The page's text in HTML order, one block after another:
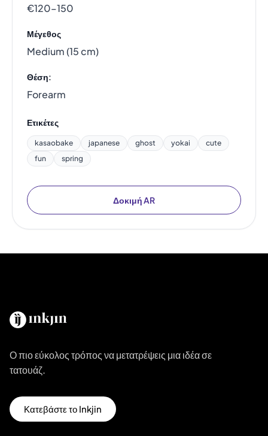
€120–150
Μέγεθος
Medium (15 cm)
Θέση:
Forearm
Ετικέτες
kasaobake japanese ghost yokai
cute
fun
spring
Δοκιμή AR
Ο πιο εύκολος τρόπος να μετατρέψεις μια ιδέα σε
τατουάζ.
Κατεβάστε το Inkjin